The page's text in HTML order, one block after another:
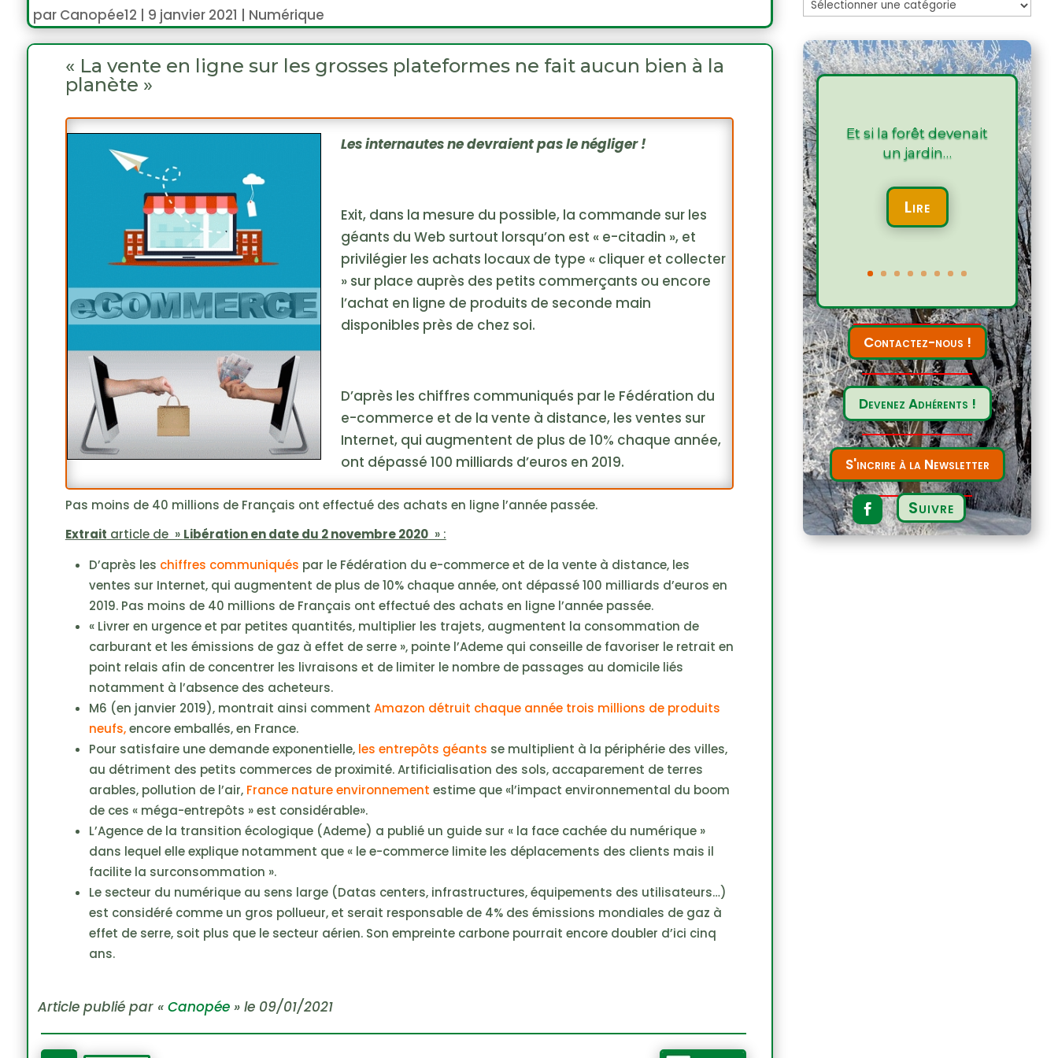
par Canopée12 | 9 janvier 2021 | Numérique
« La vente en ligne sur les grosses plateformes ne fait aucun bien à la
planète »
Les internautes ne devraient pas le négliger !
Exit, dans la mesure du possible, la commande sur les
géants du Web surtout lorsqu’on est « e-citadin », et
privilégier les achats locaux de type « cliquer et collecter
» sur place auprès des petits commerçants ou encore
l’achat en ligne de produits de seconde main
disponibles près de chez soi.
D’après les chiffres communiqués par le Fédération du
e-commerce et de la vente à distance, les ventes sur
Internet, qui augmentent de plus de 10% chaque année,
ont dépassé 100 milliards d’euros en 2019.
Pas moins de 40 millions de Français ont effectué des achats en ligne l’année passée.
Extrait article de » Libération en date du 2 novembre 2020» :
D’après les chiffres communiqués par le Fédération du e-commerce et de la vente à distance, les
ventes sur Internet, qui augmentent de plus de 10% chaque année, ont dépassé 100 milliards d’euros en
2019. Pas moins de 40 millions de Français ont effectué des achats en ligne l’année passée.
« Livrer en urgence et par petites quantités, multiplier les trajets, augmentent la consommation de
carburant et les émissions de gaz à effet de serre », pointe l’Ademe qui conseille de favoriser le retrait en
point relais afin de concentrer les livraisons et de limiter le nombre de passages au domicile liés
notamment à l’absence des acheteurs.
M6 (en janvier 2019), montrait ainsi comment Amazon détruit chaque année trois millions de produits
neufs,encore emballés, en France.
Pour satisfaire une demande exponentielle, les entrepôts géants se multiplient à la périphérie des villes,
au détriment des petits commerces de proximité. Artificialisation des sols, accaparement de terres
arables, pollution de l’air, France nature environnement estime que «l’impact environnemental du boom
de ces « méga-entrepôts » est considérable».
L’Agence de la transition écologique (Ademe) a publié un guide sur « la face cachée du numérique »
dans lequel elle explique notamment que « le e-commerce limite les déplacements des clients mais il
facilite la surconsommation ».
Le secteur du numérique au sens large (Datas centers, infrastructures, équipements des utilisateurs…)
est considéré comme un gros pollueur, et serait responsable de 4% des émissions mondiales de gaz à
effet de serre, soit plus que le secteur aérien. Son empreinte carbone pourrait encore doubler d’ici cinq
ans.
Article publié par « Canopée» le 09/01/2021
Et si la forêt devenait
un jardin…
Lire
Contactez-nous !
Devenez Adhérents !
S'incrire à la Newsletter
Suivre